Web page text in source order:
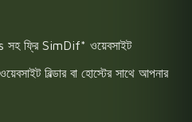
সহ ফ্রি SimDif* ওয়েবসাইট
বিল্ডার বা হোস্টের সাথে আপনার